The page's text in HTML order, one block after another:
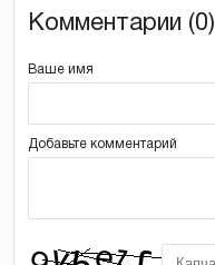
Комментарии (0)
Ваше имя
Добавьте комментарий